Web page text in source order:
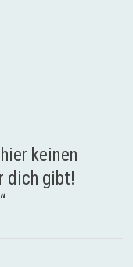
keinen
dich gibt!
“